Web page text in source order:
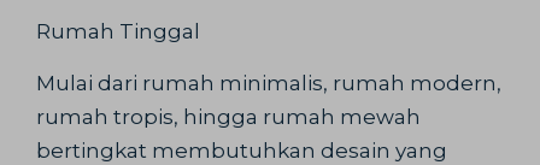
Rumah Tinggal
Mulai dari rumah minimalis, rumah modern,
rumah tropis, hingga rumah mewah
bertingkat membutuhkan desain yang